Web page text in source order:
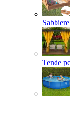
Sabbiere
Tende